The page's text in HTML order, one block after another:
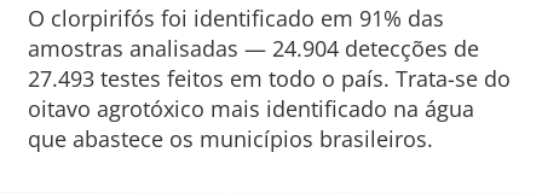
O clorpirifós foi identificado em 91% das
amostras analisadas — 24.904 detecções de
27.493 testes feitos em todo o país. Trata-se do
oitavo agrotóxico mais identificado na água
que abastece os municípios brasileiros.